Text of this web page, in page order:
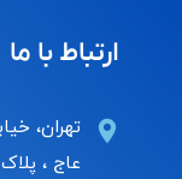
ارتباط با ما
تهران،
عاج ، پلاک